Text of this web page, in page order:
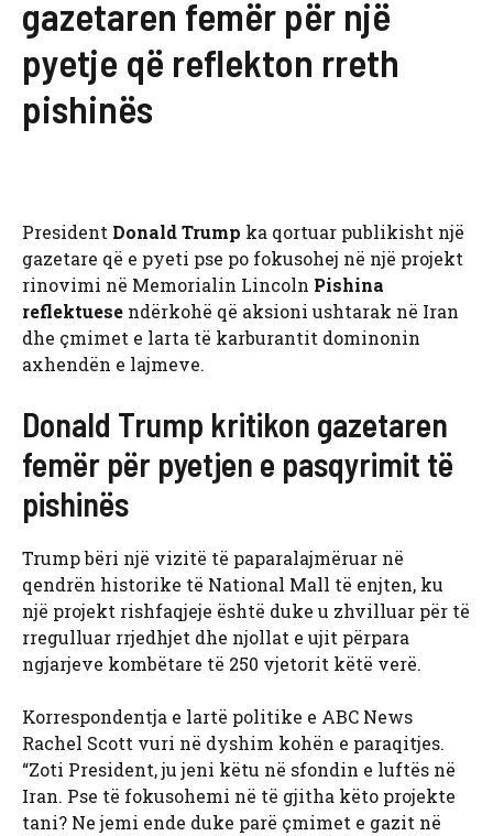
gazetaren femër për një
pyetje që reflekton rreth
pishinës
President Donald Trump ka qortuar publikisht një
gazetare që e pyeti pse po fokusohej në një projekt
rinovimi në Memorialin Lincoln Pishina
reflektuese ndërkohë që aksioni ushtarak në Iran
dhe çmimet e larta të karburantit dominonin
axhendën e lajmeve.
Donald Trump kritikon gazetaren
femër për pyetjen e pasqyrimit të
pishinës
Trump bëri një vizitë të paparalajmëruar në
qendrën historike të National Mall të enjten, ku
një projekt rishfaqjeje është duke u zhvilluar për të
rregulluar rrjedhjet dhe njollat ​​e ujit përpara
ngjarjeve kombëtare të 250 vjetorit këtë verë.
Korrespondentja e lartë politike e ABC News
Rachel Scott vuri në dyshim kohën e paraqitjes.
“Zoti President, ju jeni këtu në sfondin e luftës në
Iran. Pse të fokusohemi në të gjitha këto projekte
tani? Ne jemi ende duke parë çmimet e gazit në